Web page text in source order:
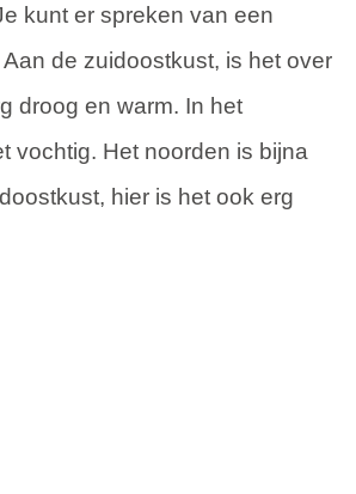
kunt er spreken van een
de zuidoostkust, is het over
droog en warm. In het
vochtig. Het noorden is bijna
hier is het ook erg